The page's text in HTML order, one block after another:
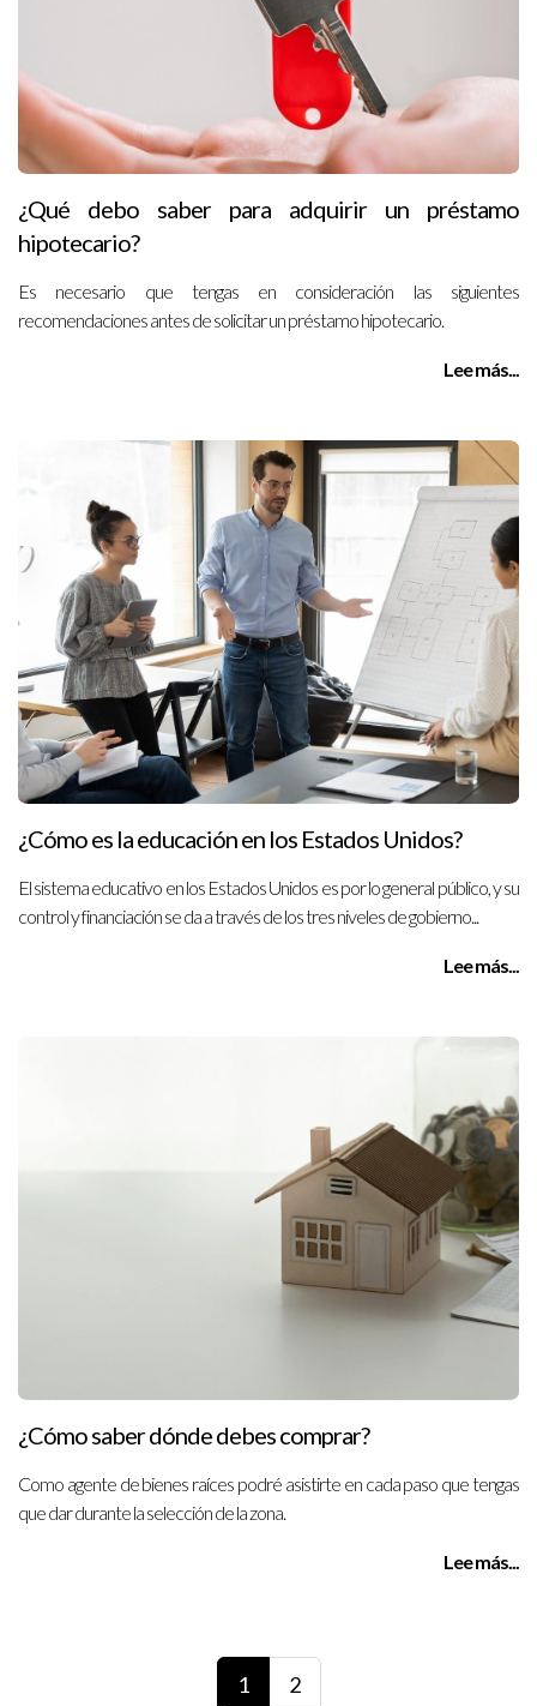
¿Qué debo saber para adquirir un préstamo
hipotecario?
Es necesario que tengas en consideración las siguientes
recomendaciones antes de solicitar un préstamo hipotecario.
Lee más...
¿Cómo es la educación en los Estados Unidos?
El sistema educativo en los Estados Unidos es por lo general público, y su
control y financiación se da a través de los tres niveles de gobierno...
Lee más...
¿Cómo saber dónde debes comprar?
Como agente de bienes raíces podré asistirte en cada paso que tengas
que dar durante la selección de la zona.
Lee más...
1 2